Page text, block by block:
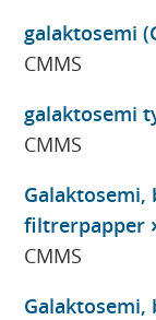
galaktosemi
CMMS
galaktosemi
CMMS
Galaktosemi,
filtrerpapper
CMMS